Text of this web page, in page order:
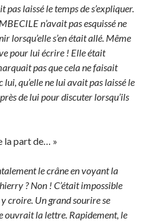
laissé le temps de s’expliquer.
n’avait pas esquissé ne
lorsqu’elle s’en était allé. Même
pour lui écrire ! Elle était
pas que cela ne faisait
lui, qu’elle ne lui avait pas laissé le
de lui pour discuter lorsqu’ils
la part de… »
le crâne en voyant la
? Non ! C’était impossible
croire. Un grand sourire se
ouvrait la lettre. Rapidement, le